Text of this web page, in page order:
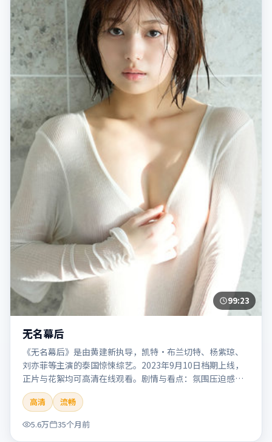
99:23
无名幕后
《无名幕后》是由黄建新执导，凯特·布兰切特、杨紫琼、
刘亦菲等主演的泰国惊悚综艺。2023年9月10日档期上线，
正片与花絮均可高清在线观看。剧情与看点：氛围压迫感
强，节奏紧张，适合追求刺激观影体验的观众。本片适合检
索「无名幕后」「黄建新」「惊悚」「泰国」「2023」
「2023-09-10上映」等关键词的影迷阅读简介与主创信息。
高清
流畅
5.6万
35个月前